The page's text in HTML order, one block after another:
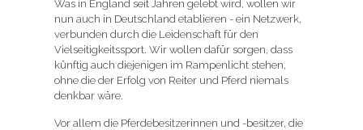
Was in England seit Jahren gelebt wird, wollen wir
nun auch in Deutschland etablieren - ein Netzwerk,
verbunden durch die Leidenschaft für den
Vielseitigkeitssport. Wir wollen dafür sorgen, dass
künftig auch diejenigen im Rampenlicht stehen,
ohne die der Erfolg von Reiter und Pferd niemals
denkbar wäre.
Vor allem die Pferdebesitzerinnen und -besitzer, die